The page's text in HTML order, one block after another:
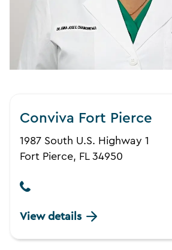
Conviva Fort Pierce
1987 South U.S. Highway 1
Fort Pierce, FL 34950
View details